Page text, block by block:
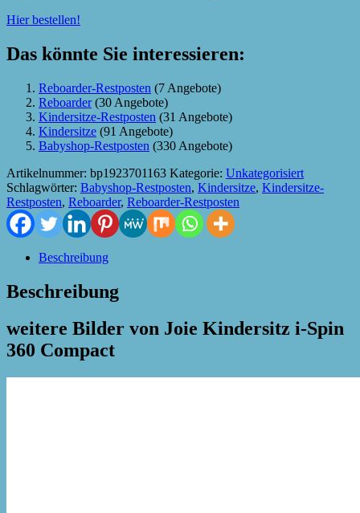
Hier bestellen!
Das könnte Sie interessieren:
Reboarder-Restposten (7 Angebote)
Reboarder(30 Angebote)
Kindersitze-Restposten (31 Angebote)
Kindersitze (91 Angebote)
Babyshop-Restposten (330 Angebote)
Artikelnummer: bp1923701163 Kategorie: Unkategorisiert
Schlagwörter: Babyshop-Restposten, Kindersitze, Kindersitze-
Restposten, Reboarder, Reboarder-Restposten
Beschreibung
Beschreibung
weitere Bilder von Joie Kindersitz i-Spin
360 Compact